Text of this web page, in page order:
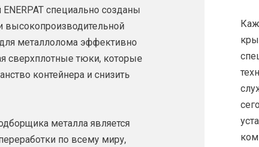
специально созданы
высокопроизводительной
металлолома эффективно
сверхплотные тюки, которые
контейнера и снизить
металла является
по всему миру,